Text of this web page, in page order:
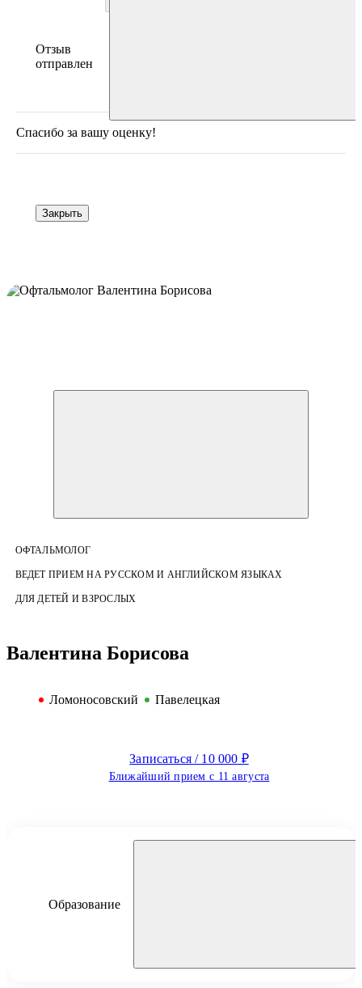
ОФТАЛЬМОЛОГ
ВЕДЕТ ПРИЕМ НА РУССКОМ И АНГЛИЙСКОМ ЯЗЫКАХ
ДЛЯ ДЕТЕЙ И ВЗРОСЛЫХ
Валентина Борисова
Ломоносовский Павелецкая
Записаться / 10 000 ₽
Ближайший прием с 11 августа
Образование
Отзыв
отправлен
Спасибо за вашу оценку!
Закрыть